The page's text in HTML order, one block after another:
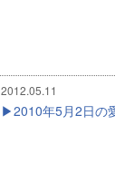
2012.05.11
2010年5月2日の